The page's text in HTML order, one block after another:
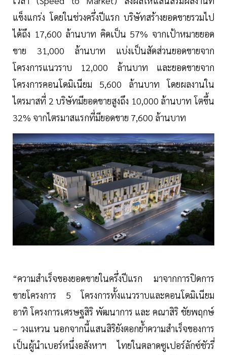
แข็งแกร่ง โดยในช่วงครึ่งปีแรก บริษัทสร้างยอดขายรวมไป
ได้ถึง 17,600 ล้านบาท คิดเป็น 57% จากเป้าหมายยอด
ขาย 31,000 ล้านบาท แบ่งเป็นสัดส่วนยอดขายจาก
โครงการแนวราบ 12,000 ล้านบาท และยอดขายจาก
โครงการคอนโดมิเนียม 5,600 ล้านบาท โดยผลงานใน
ไตรมาสที่ 2 บริษัทมียอดขายสูงถึง 10,000 ล้านบาท โตขึ้น
32% จากไตรมาสแรกที่มียอดขาย 7,600 ล้านบาท
“ความสำเร็จของยอดขายในครึ่งปีแรก มาจากการปิดการ
ขายโครงการ 5 โครงการทั้งแนวราบและคอนโดมิเนียม
อาทิ โครงการเศรษฐสิริ พัฒนาการ และ คณาสิริ ชัยพฤกษ์
– วงแหวน นอกจากนี้แสนสิริยังตอกย้ำความสำเร็จของการ
เป็นผู้นำเบอร์หนึ่งอสังหาฯ ไทยในตลาดซูเปอร์ลักซ์ชัวรี่